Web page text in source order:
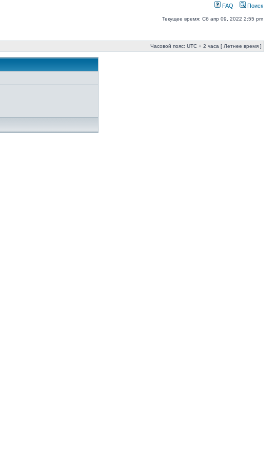
FAQ Поиск
Текущее время: Сб апр 09, 2022 2:55 pm
Часовой пояс: UTC + 2 часа [ Летнее время ]